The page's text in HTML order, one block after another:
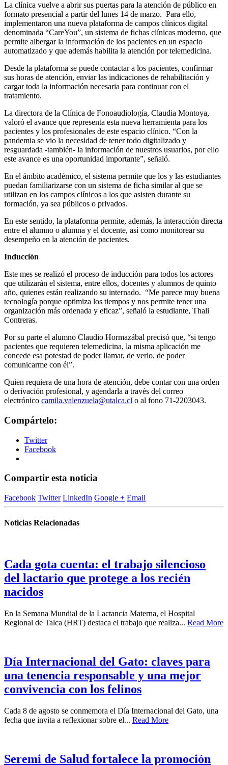
La clínica vuelve a abrir sus puertas para la atención de público en
formato presencial a partir del lunes 14 de marzo. Para ello,
implementaron una nueva plataforma de campos clínicos digital
denominada “CareYou”, un sistema de fichas clínicas moderno, que
permite albergar la información de los pacientes en un espacio
automatizado y que además habilita la atención por telemedicina.
Desde la plataforma se puede contactar a los pacientes, confirmar
sus horas de atención, enviar las indicaciones de rehabilitación y
cargar toda la información necesaria para continuar con el
tratamiento.
La directora de la Clínica de Fonoaudiología, Claudia Montoya,
valoró el avance que representa esta nueva herramienta para los
pacientes y los profesionales de este espacio clínico. “Con la
pandemia se vio la necesidad de tener todo digitalizado y
resguardada -también- la información de nuestros usuarios, por ello
este avance es una oportunidad importante”, señaló.
En el ámbito académico, el sistema permite que los y las estudiantes
puedan familiarizarse con un sistema de ficha similar al que se
utilizan en los campos clínicos a los que asisten durante su
formación, ya sea públicos o privados.
En este sentido, la plataforma permite, además, la interacción directa
entre el alumno o alumna y el docente, así como monitorear su
desempeño en la atención de pacientes.
Inducción
Este mes se realizó el proceso de inducción para todos los actores
que utilizarán el sistema, entre ellos, docentes y alumnos de quinto
año, quienes están realizando su internado. “Me parece muy buena
tecnología porque optimiza los tiempos y nos permite tener una
organización más ordenada y eficaz”, señaló la estudiante, Thali
Contreras.
Por su parte el alumno Claudio Hormazábal precisó que, “si tengo
pacientes que requieren telemedicina, la misma aplicación me
concede esa potestad de poder llamar, de verlo, de poder
comunicarme con él”.
Quien requiera de una hora de atención, debe contar con una orden
o derivación profesional, y agendarla a través del correo
electrónico camila.valenzuela@utalca.cl o al fono 71-2203043.
Compártelo:
Twitter
Facebook
Compartir esta noticia
Facebook Twitter LinkedIn Google + Email
Noticias Relacionadas
Cada gota cuenta: el trabajo silencioso
del lactario que protege a los recién
nacidos
En la Semana Mundial de la Lactancia Materna, el Hospital
Regional de Talca (HRT) destaca el trabajo que realiza... Read More
Día Internacional del Gato: claves para
una tenencia responsable y una mejor
convivencia con los felinos
Cada 8 de agosto se conmemora el Día Internacional del Gato, una
fecha que invita a reflexionar sobre el... Read More
Seremi de Salud fortalece la promoción